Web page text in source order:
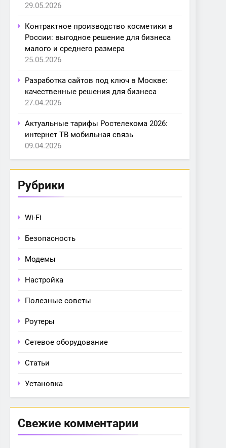
29.05.2026
Контрактное производство косметики в
России: выгодное решение для бизнеса
малого и среднего размера
25.05.2026
Разработка сайтов под ключ в Москве:
качественные решения для бизнеса
27.04.2026
Актуальные тарифы Ростелекома 2026:
интернет ТВ мобильная связь
09.04.2026
Рубрики
Wi-Fi
Безопасность
Модемы
Настройка
Полезные советы
Роутеры
Сетевое оборудование
Статьи
Установка
Свежие комментарии